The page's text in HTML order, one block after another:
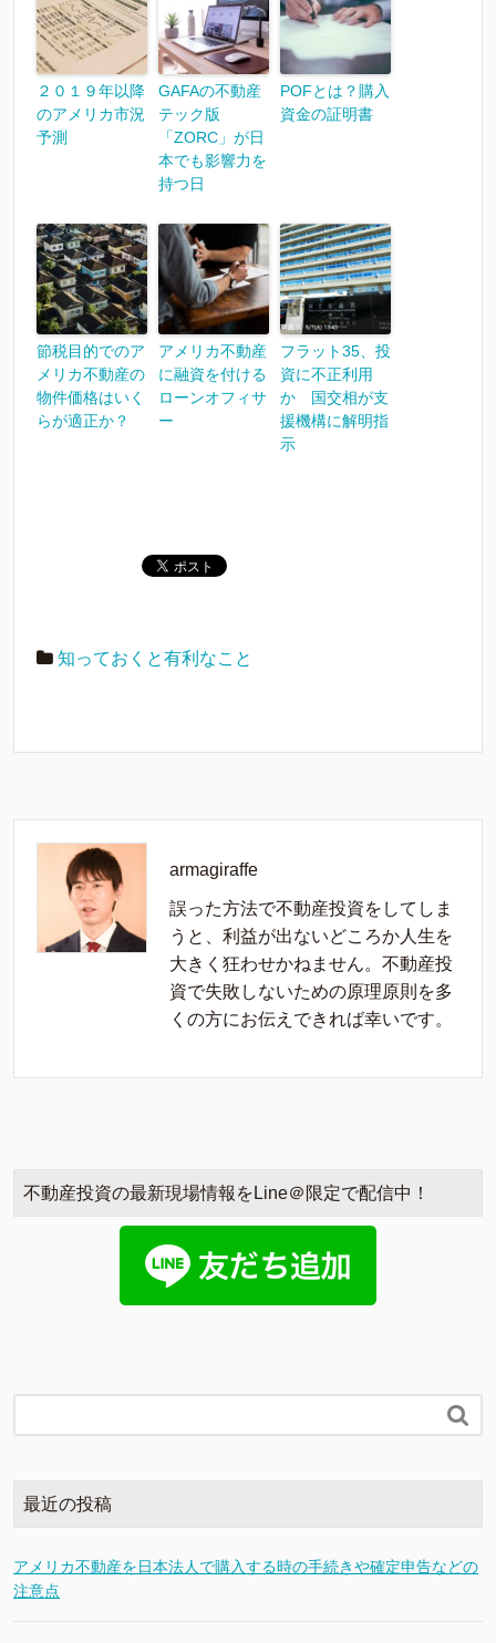
２０１９年以降
のアメリカ市況
予測
GAFAの不動産
テック版
「ZORC」が日
本でも影響力を
持つ日
POFとは？購入
資金の証明書
節税目的でのア
メリカ不動産の
物件価格はいく
らが適正か？
アメリカ不動産
に融資を付ける
ローンオフィサ
ー
フラット35、投
資に不正利用
か 国交相が支
援機構に解明指
示
知っておくと有利なこと
armagiraffe
誤った方法で不動産投資をしてしま
うと、利益が出ないどころか人生を
大きく狂わせかねません。不動産投
資で失敗しないための原理原則を多
くの方にお伝えできれば幸いです。
不動産投資の最新現場情報をLine＠限定で配信中！

最近の投稿
アメリカ不動産を日本法人で購入する時の手続きや確定申告などの
注意点